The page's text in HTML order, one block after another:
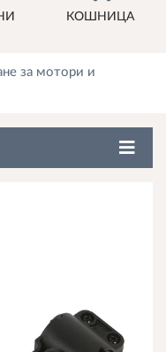
КОШНИЦА
за мотори и